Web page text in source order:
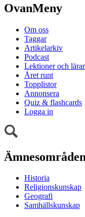
OvanMeny
Om oss
Taggar
Artikelarkiv
Podcast
Lektioner och
Året runt
Topplistor
Annonsera
Quiz & flashcards
Logga in
Ämnesområden
Historia
Religionskunskap
Geografi
Samhällskunskap